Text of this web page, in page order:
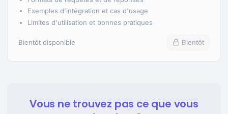
Exemples d'intégration et cas d'usage
Limites d'utilisation et bonnes pratiques
Bientôt disponible Bientôt
Vous ne trouvez pas ce que vous